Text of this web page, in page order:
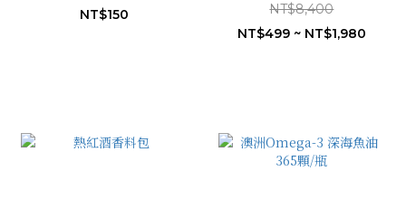
NT$150
NT$8,400
NT$499 ~ NT$1,980